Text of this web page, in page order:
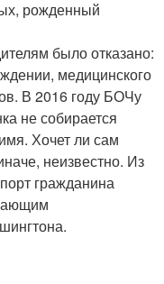
рожденный
было отказано:
медицинского
В 2016 году БОЧу
не собирается
Хочет ли сам
неизвестно. Из
гражданина